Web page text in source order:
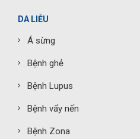
DA LIỄU
Á sừng
Bệnh ghẻ
Bệnh Lupus
Bệnh vẩy nến
Bệnh Zona